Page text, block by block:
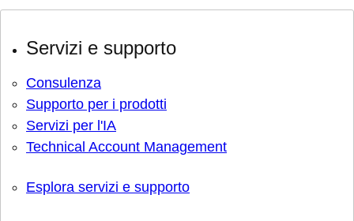
Servizi e supporto
Consulenza
Supporto per i prodotti
Servizi per l'IA
Technical Account Management
Esplora servizi e supporto